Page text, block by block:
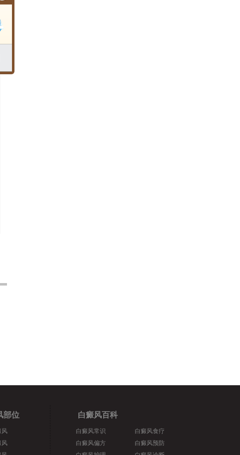
部位
风
风
白癜风百科
白癜风常识
白癜风偏方
白癜风食疗
白癜风预防